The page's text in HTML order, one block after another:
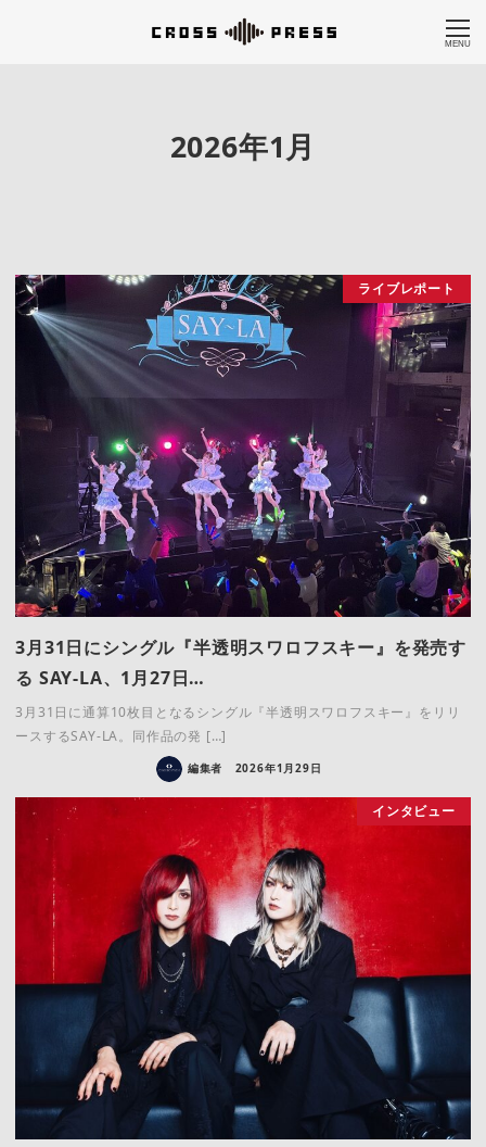
MENU
2026年1月
ライブレポート
3月31日にシングル『半透明スワロフスキー』を発売す
る SAY-LA、1月27日…
3月31日に通算10枚目となるシングル『半透明スワロフスキー』をリリ
ースするSAY-LA。同作品の発 […]
編集者 2026年1月29日
インタビュー